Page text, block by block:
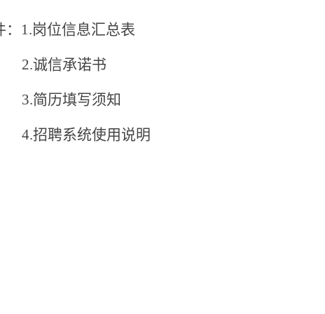
1.岗位信息汇总表
2.诚信承诺书
3.简历填写须知
4.招聘系统使用说明